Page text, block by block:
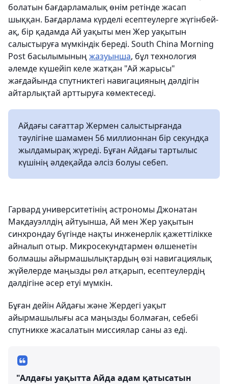
болатын бағдарламалық өнім ретінде жасап
шыққан. Бағдарлама күрделі есептеулерге жүгінбей-
ақ, бір қадамда Ай уақыты мен Жер уақытын
салыстыруға мүмкіндік береді. South China Morning
Post басылымының жазуынша, бұл технология
әлемде күшейіп келе жатқан "Ай жарысы"
жағдайында спутниктегі навигацияның дәлдігін
айтарлықтай арттыруға көмектеседі.
Айдағы сағаттар Жермен салыстырғанда
тәулігіне шамамен 56 миллионнан бір секундқа
жылдамырақ жүреді. Бұған Айдағы тартылыс
күшінің әлдеқайда әлсіз болуы себеп.
Гарвард университетінің астрономы Джонатан
Макдауэллдің айтуынша, Ай мен Жер уақытын
синхрондау бүгінде нақты инженерлік қажеттілікке
айналып отыр. Микросекундтармен өлшенетін
болмашы айырмашылықтардың өзі навигациялық
жүйелерде маңызды рөл атқарып, есептеулердің
дәлдігіне әсер етуі мүмкін.
Бұған дейін Айдағы және Жердегі уақыт
айырмашылығы аса маңызды болмаған, себебі
спутникке жасалатын миссиялар саны аз еді.
"Алдағы уақытта Айда адам қатысатын